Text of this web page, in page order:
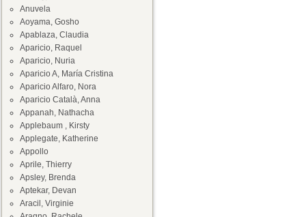
Anuvela
Aoyama, Gosho
Apablaza, Claudia
Aparicio, Raquel
Aparicio, Nuria
Aparicio A, María Cristina
Aparicio Alfaro, Nora
Aparicio Català, Anna
Appanah, Nathacha
Applebaum , Kirsty
Applegate, Katherine
Appollo
Aprile, Thierry
Apsley, Brenda
Aptekar, Devan
Aracil, Virginie